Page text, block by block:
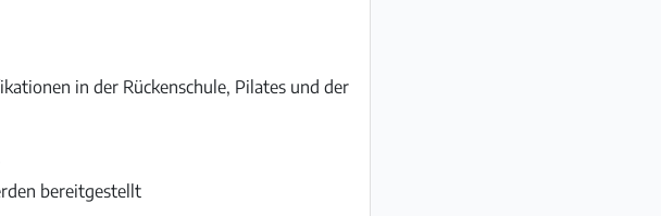
in der Rückenschule, Pilates und der
bereitgestellt